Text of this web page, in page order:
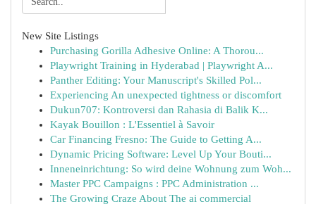
New Site Listings
Purchasing Gorilla Adhesive Online: A Thorou...
Playwright Training in Hyderabad | Playwright A...
Panther Editing: Your Manuscript's Skilled Pol...
Experiencing An unexpected tightness or discomfort
Dukun707: Kontroversi dan Rahasia di Balik K...
Kayak Bouillon : L'Essentiel à Savoir
Car Financing Fresno: The Guide to Getting A...
Dynamic Pricing Software: Level Up Your Bouti...
Inneneinrichtung: So wird deine Wohnung zum Woh...
Master PPC Campaigns : PPC Administration ...
The Growing Craze About The ai commercial